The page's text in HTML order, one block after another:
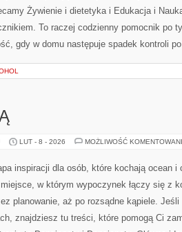
Żywienie i dietetyka i Edukacja i
To raczej codzienny pomocnik po
gdy w domu następuje spadek kontroli
LUT - 8 - 2026 MOŻLIWOŚĆ
inspiracji dla osób, które kochają ocean i
w którym wypoczynek łączy się z
planowanie, aż po rozsądne kąpiele.
znajdziesz tu treści, które pomogą Ci